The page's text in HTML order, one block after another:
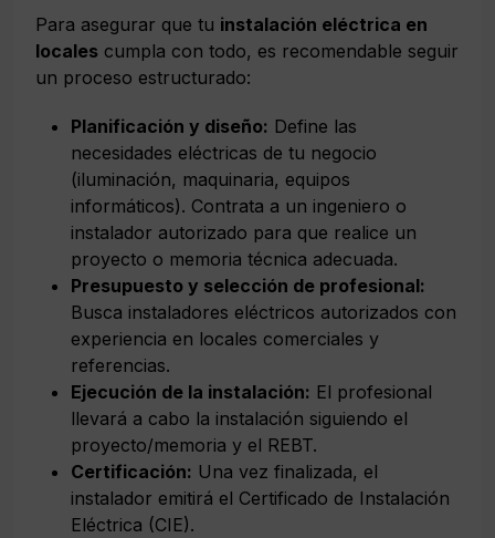
Para asegurar que tu instalación eléctrica en
locales cumpla con todo, es recomendable seguir
un proceso estructurado:
Planificación y diseño: Define las
necesidades eléctricas de tu negocio
(iluminación, maquinaria, equipos
informáticos). Contrata a un ingeniero o
instalador autorizado para que realice un
proyecto o memoria técnica adecuada.
Presupuesto y selección de profesional:
Busca instaladores eléctricos autorizados con
experiencia en locales comerciales y
referencias.
Ejecución de la instalación: El profesional
llevará a cabo la instalación siguiendo el
proyecto/memoria y el REBT.
Certificación: Una vez finalizada, el
instalador emitirá el Certificado de Instalación
Eléctrica (CIE).